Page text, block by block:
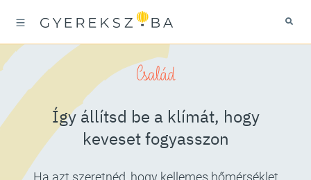
Család
Így állítsd be a klímát, hogy
keveset fogyasszon
Ha azt szeretnéd, hogy kellemes hőmérséklet